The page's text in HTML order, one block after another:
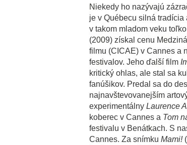
Niekedy ho nazývajú
je v Québecu silná tradícia
v takom mladom veku
(2009) získal cenu
filmu (CICAE) v Cannes a
festivalov. Jeho ďalší film
kritický ohlas, ale stal sa
fanúšikov. Predal sa do
najnavštevovanejším
experimentálny Laurence
koberec v Cannes a Tom
festivalu v Benátkach. S
Cannes. Za snímku Mami!